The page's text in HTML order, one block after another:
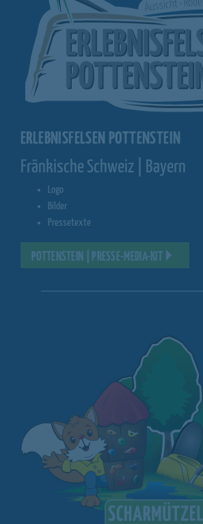
ERLEBNISFELSEN POTTENSTEIN
Fränkische Schweiz | Bayern
Logo
Bilder
Pressetexte
POTTENSTEIN | PRESSE-MEDIA-KIT